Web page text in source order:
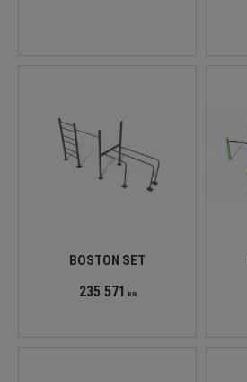
BOSTON SET
235 571 KR